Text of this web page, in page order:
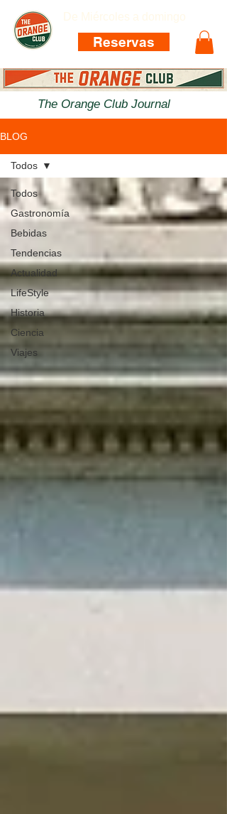
De Miércoles a domingo
Reservas
The Orange Club Journal
BLOG
Todos
Gastronomía
Bebidas
Tendencias
Actualidad
LifeStyle
Historia
Ciencia
Viajes
Todos